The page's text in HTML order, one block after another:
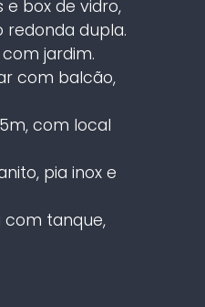
box de vidro,
dupla.
jardim.
com balcão,
com local
pia inox e
com tanque,